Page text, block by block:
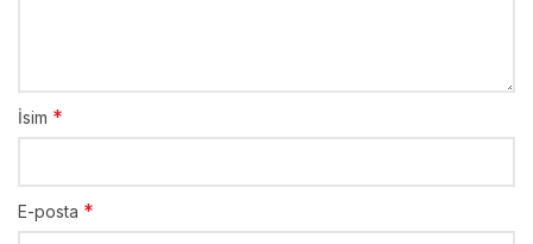
İsim *
E-posta *